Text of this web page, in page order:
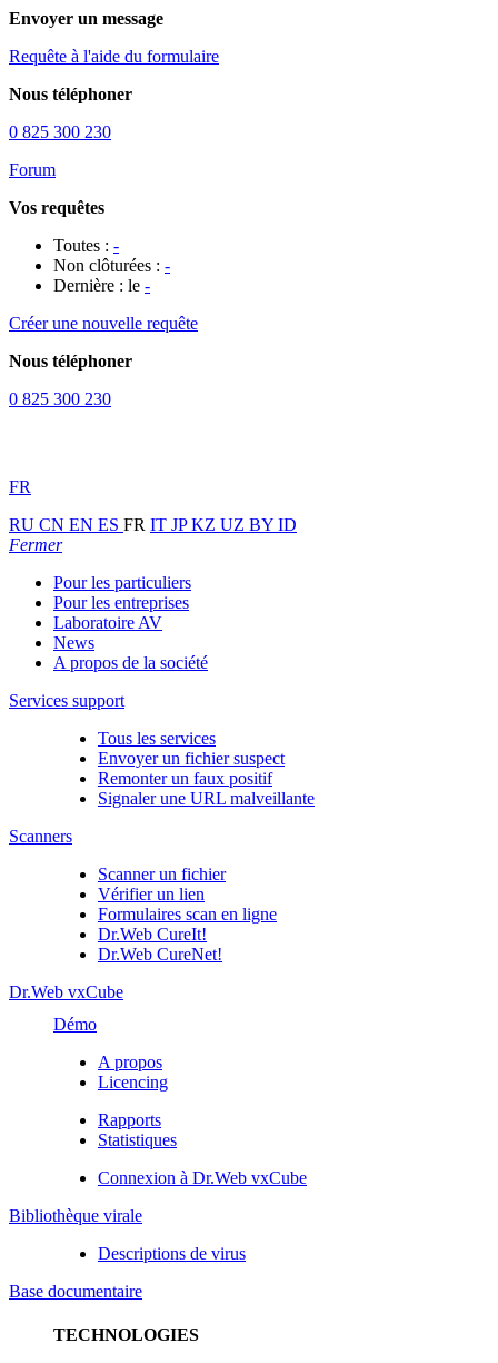
Envoyer un message
Requête à l'aide du formulaire
Nous téléphoner
0 825 300 230
Forum
Vos requêtes
Toutes : -
Non clôturées : -
Dernière : le -
Créer une nouvelle requête
Nous téléphoner
0 825 300 230
FR
RU CN EN ES FR IT JPKZ UZ BY ID
Fermer
Pour les particuliers
Pour les entreprises
Laboratoire AV
News
A propos de la société
Services support
Tous les services
Envoyer un fichier suspect
Remonter un faux positif
Signaler une URL malveillante
Scanners
Scanner un fichier
Vérifier un lien
Formulaires scan en ligne
Dr.Web CureIt!
Dr.Web CureNet!
Dr.Web vxCube
Démo
A propos
Licencing
Rapports
Statistiques
Connexion à Dr.Web vxCube
Bibliothèque virale
Descriptions de virus
Base documentaire
TECHNOLOGIES